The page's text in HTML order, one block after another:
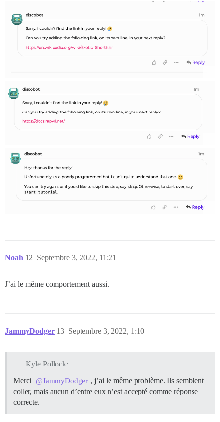
Noah Septembre 3, 2022, 11:21
12
J’ai le même comportement aussi.
JammyDodger Septembre 3, 2022, 1:10
13
Kyle Pollock:
Merci
@JammyDodger , j’ai le même problème. Ils semblent
coller, mais aucun d’entre eux n’est accepté comme réponse
correcte.